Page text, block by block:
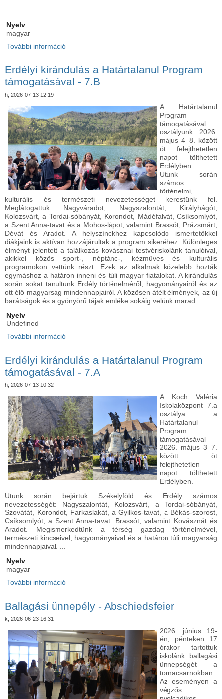
Nyelv
magyar
További információ
Erdélyi kirándulás a Határtalanul Program
támogatásával - 7.B
h, 2026-07-13 12:19
A Határtalanul
Program
támogatásával
osztályunk 2026.
május 4–8. között
öt felejthetetlen
napot tölthetett
Erdélyben.
Utunk során
számos
történelmi,
kulturális és természeti nevezetességet kerestünk fel.
Meglátogattuk Nagyváradot, Nagyszalontát, Királyhágót,
Kolozsvárt, a Tordai-sóbányát, Korondot, Mádéfalvát, Csíksomlyót,
a Szent Anna-tavat és a Mohos-lápot, valamint Brassót, Prázsmárt,
Dévát és Aradot. A helyszínekhez kapcsolódó ismertetőkkel
diákjaink is aktívan hozzájárultak a program sikeréhez. Különleges
élményt jelentett a találkozás kovásznai testvériskolánk tanulóival,
akikkel közös sport-, néptánc-, kézműves és kulturális
programokon vettünk részt. Ezek az alkalmak közelebb hozták
egymáshoz a határon inneni és túli magyar fiatalokat. A kirándulás
során sokat tanultunk Erdély történelméről, hagyományairól és az
ott élő magyarság mindennapjairól. A közösen átélt élmények, az új
barátságok és a gyönyörű tájak emléke sokáig velünk marad.
Nyelv
Undefined
További információ
Erdélyi kirándulás a Határtalanul Program
támogatásával - 7.A
h, 2026-07-13 10:32
A Koch Valéria
Iskolaközpont 7.a
osztálya a
Határtalanul
Program
támogatásával
2026. május 3–7.
között öt
felejthetetlen
napot tölthetett
Erdélyben.
Utunk során bejártuk Székelyföld és Erdély számos
nevezetességét: Nagyszalontát, Kolozsvárt, a Tordai-sóbányát,
Szovátát, Korondot, Farkaslakát, a Gyilkos-tavat, a Békás-szorost,
Csíksomlyót, a Szent Anna-tavat, Brassót, valamint Kovásznát és
Aradot. Megismerkedtünk a térség gazdag történelmével,
természeti kincseivel, hagyományaival és a határon túli magyarság
mindennapjaival. ...
Nyelv
magyar
További információ
Ballagási ünnepély - Abschiedsfeier
k, 2026-06-23 16:31
2026. június 19-
én, pénteken 17
órakor tartottuk
iskolánk ballagási
ünnepségét a
tornacsarnokban.
Az eseményen a
végzős